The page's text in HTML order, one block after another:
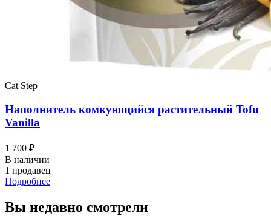
Cat Step
Наполнитель комкующийся растительный Tofu
Vanilla
1 700 ₽
В наличии
1 продавец
Подробнее
Вы недавно смотрели